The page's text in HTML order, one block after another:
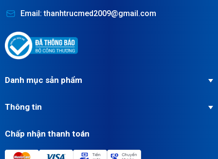
Email: thanhtrucmed2009@gmail.com
Danh mục sản phẩm
Thông tin
Chấp nhận thanh toán